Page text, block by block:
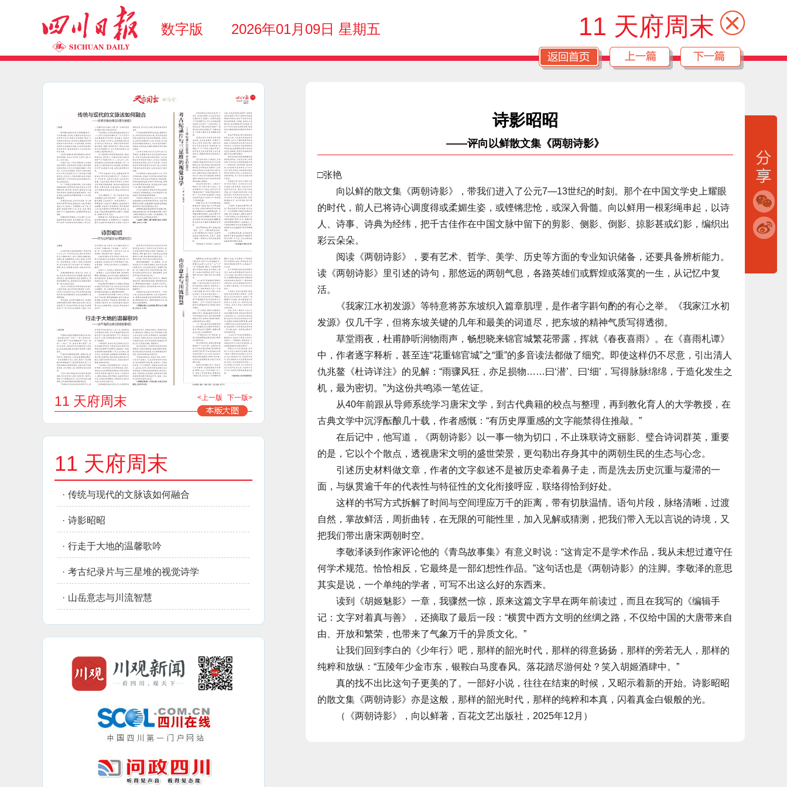
数字版 2026年01月09日 星期五 11 天府周末
11 天府周末 <上一版 下一版>
11 天府周末
· 传统与现代的文脉该如何融合
· 诗影昭昭
· 行走于大地的温馨歌吟
· 考古纪录片与三星堆的视觉诗学
· 山岳意志与川流智慧
诗影昭昭
——评向以鲜散文集《两朝诗影》
□张艳
向以鲜的散文集《两朝诗影》，带我们进入了公元7—13世纪的时刻。那个在中国文学史上耀眼
的时代，前人已将诗心调度得或柔媚生姿，或铿锵悲怆，或深入骨髓。向以鲜用一根彩绳串起，以诗
人、诗事、诗典为经纬，把千古佳作在中国文脉中留下的剪影、侧影、倒影、掠影甚或幻影，编织出
彩云朵朵。
阅读《两朝诗影》，要有艺术、哲学、美学、历史等方面的专业知识储备，还要具备辨析能力。
读《两朝诗影》里引述的诗句，那悠远的两朝气息，各路英雄们或辉煌或落寞的一生，从记忆中复
活。
《我家江水初发源》等特意将苏东坡织入篇章肌理，是作者字斟句酌的有心之举。《我家江水初
发源》仅几千字，但将东坡关键的几年和最美的词道尽，把东坡的精神气质写得透彻。
草堂雨夜，杜甫静听润物雨声，畅想晓来锦官城繁花带露，挥就《春夜喜雨》。在《喜雨札谭》
中，作者逐字释析，甚至连“花重锦官城”之“重”的多音读法都做了细究。即使这样仍不尽意，引出清人
仇兆鳌《杜诗详注》的见解：“雨骤风狂，亦足损物……曰‘潜’、曰‘细’，写得脉脉绵绵，于造化发生之
机，最为密切。”为这份共鸣添一笔佐证。
从40年前跟从导师系统学习唐宋文学，到古代典籍的校点与整理，再到教化育人的大学教授，在
古典文学中沉浮酝酿几十载，作者感慨：“有历史厚重感的文字能禁得住推敲。”
在后记中，他写道，《两朝诗影》以一事一物为切口，不止珠联诗文丽影、璧合诗词群英，重要
的是，它以个个散点，透视唐宋文明的盛世荣景，更勾勒出存身其中的两朝生民的生态与心念。
引述历史材料做文章，作者的文字叙述不是被历史牵着鼻子走，而是洗去历史沉重与凝滞的一
面，与纵贯逾千年的代表性与特征性的文化衔接呼应，联络得恰到好处。
这样的书写方式拆解了时间与空间理应万千的距离，带有切肤温情。语句片段，脉络清晰，过渡
自然，掌故鲜活，周折曲转，在无限的可能性里，加入见解或猜测，把我们带入无以言说的诗境，又
把我们带出唐宋两朝时空。
李敬泽谈到作家评论他的《青鸟故事集》有意义时说：“这肯定不是学术作品，我从未想过遵守任
何学术规范。恰恰相反，它最终是一部幻想性作品。”这句话也是《两朝诗影》的注脚。李敬泽的意思
其实是说，一个单纯的学者，可写不出这么好的东西来。
读到《胡姬魅影》一章，我骤然一惊，原来这篇文字早在两年前读过，而且在我写的《编辑手
记：文字对着真与善》，还摘取了最后一段：“横贯中西方文明的丝绸之路，不仅给中国的大唐带来自
由、开放和繁荣，也带来了气象万千的异质文化。”
让我们回到李白的《少年行》吧，那样的韶光时代，那样的得意扬扬，那样的旁若无人，那样的
纯粹和放纵：“五陵年少金市东，银鞍白马度春风。落花踏尽游何处？笑入胡姬酒肆中。”
真的找不出比这句子更美的了。一部好小说，往往在结束的时候，又昭示着新的开始。诗影昭昭
的散文集《两朝诗影》亦是这般，那样的韶光时代，那样的纯粹和本真，闪着真金白银般的光。
（《两朝诗影》，向以鲜著，百花文艺出版社，2025年12月）